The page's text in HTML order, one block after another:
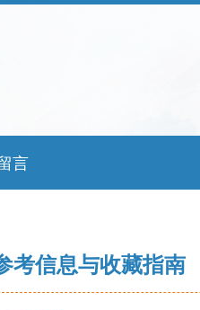
言
考信息与收藏指南